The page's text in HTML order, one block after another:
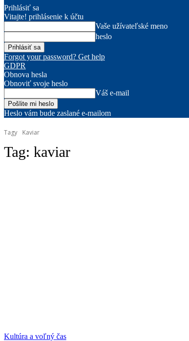
Prihlásiť sa
Vitajte! prihlásenie k účtu
Vaše užívateľské meno
heslo
Forgot your password? Get help
GDPR
Obnova hesla
Obnoviť svoje heslo
Váš e-mail
Heslo vám bude zaslané e-mailom
Tagy Kaviar
Tag: kaviar
Kultúra a voľný čas